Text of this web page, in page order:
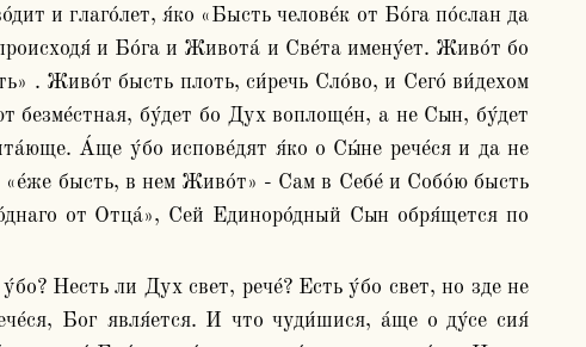
и глаго́лет, я́ко «Бысть челове́к от Бо́га по́слан да
и Бо́га и Живота́ и Све́та имену́ет. Живо́т бо
. Живо́т бысть плоть, си́речь Сло́во, и Сего́ ви́дехом
бу́дет бо Дух воплоще́н, а не Сын, бу́дет
А́ще у́бо испове́дят я́ко о Сы́не рече́ся и да не
бысть, в нем Живо́т» - Сам в Себе́ и Собо́ю бысть
от Отца́», Сей Единоро́дный Сын обря́щется по
Бог явля́ется. И что чуди́шися, а́ще о ду́се сия́